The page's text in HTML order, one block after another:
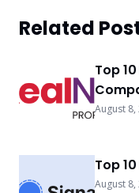
Related
Top
August 8,
Top
August 8,